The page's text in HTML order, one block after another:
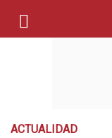
ACTUALIDAD